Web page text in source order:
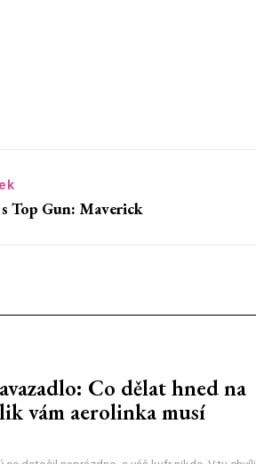
Top Gun: Maverick
Co dělat hned na
vám aerolinka musí